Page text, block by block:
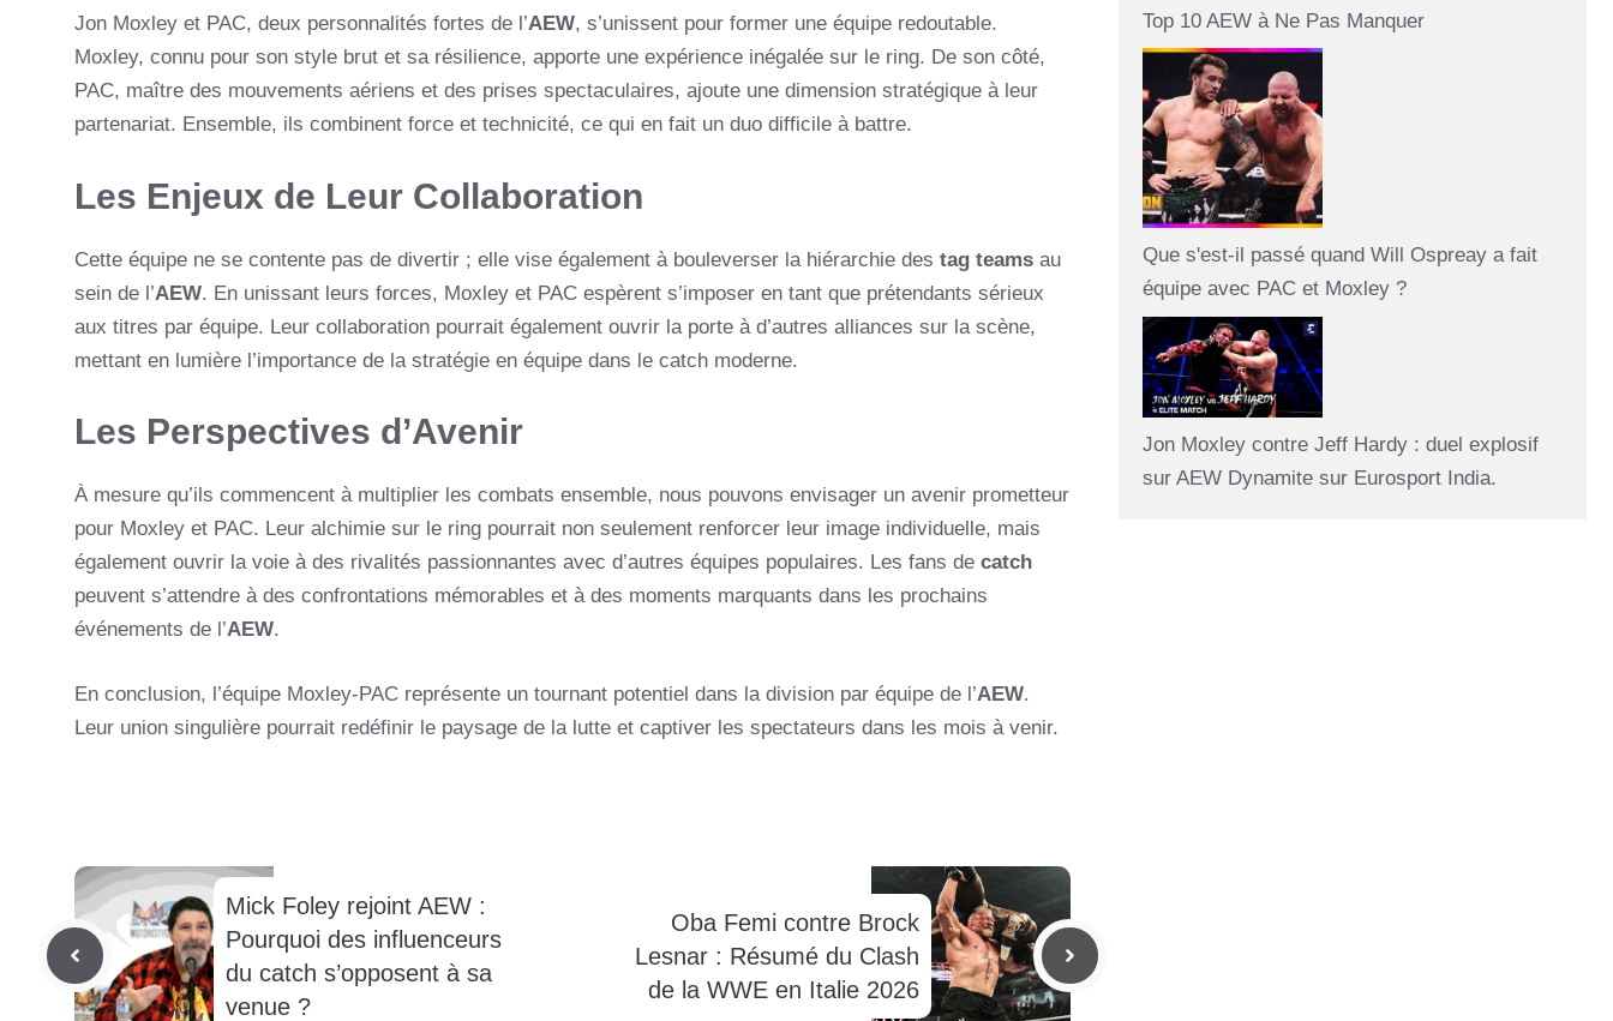
Jon Moxley et PAC, deux personnalités fortes de l’AEW, s’unissent pour former une équipe redoutable.
Moxley, connu pour son style brut et sa résilience, apporte une expérience inégalée sur le ring. De son côté,
PAC, maître des mouvements aériens et des prises spectaculaires, ajoute une dimension stratégique à leur
partenariat. Ensemble, ils combinent force et technicité, ce qui en fait un duo difficile à battre.
Les Enjeux de Leur Collaboration
Cette équipe ne se contente pas de divertir ; elle vise également à bouleverser la hiérarchie des tag teams au
sein de l’AEW. En unissant leurs forces, Moxley et PAC espèrent s’imposer en tant que prétendants sérieux
aux titres par équipe. Leur collaboration pourrait également ouvrir la porte à d’autres alliances sur la scène,
mettant en lumière l’importance de la stratégie en équipe dans le catch moderne.
Les Perspectives d’Avenir
À mesure qu’ils commencent à multiplier les combats ensemble, nous pouvons envisager un avenir prometteur
pour Moxley et PAC. Leur alchimie sur le ring pourrait non seulement renforcer leur image individuelle, mais
également ouvrir la voie à des rivalités passionnantes avec d’autres équipes populaires. Les fans de catch
peuvent s’attendre à des confrontations mémorables et à des moments marquants dans les prochains
événements de l’AEW.
En conclusion, l’équipe Moxley-PAC représente un tournant potentiel dans la division par équipe de l’AEW.
Leur union singulière pourrait redéfinir le paysage de la lutte et captiver les spectateurs dans les mois à venir.
Mick Foley rejoint AEW :
Pourquoi des influenceurs
du catch s’opposent à sa
venue ?
Oba Femi contre Brock
Lesnar : Résumé du Clash
de la WWE en Italie 2026
Top 10 AEW à Ne Pas Manquer
Que s'est-il passé quand Will Ospreay a fait
équipe avec PAC et Moxley ?
Jon Moxley contre Jeff Hardy : duel explosif
sur AEW Dynamite sur Eurosport India.